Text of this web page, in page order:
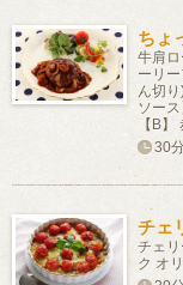
ちょ
牛肩
ーリ
ん切
ソー
【B
30
チェ
チェ
ク オ